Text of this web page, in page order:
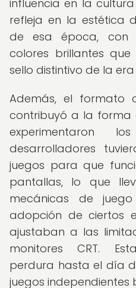
influencia en la
refleja en la estética
de esa época, con
colores brillantes
sello distintivo de la
Además, el formato
contribuyó a la forma
experimentaron
desarrolladores
juegos para que
pantallas, lo que
mecánicas de
adopción de ciertos
ajustaban a las
monitores CRT.
perdura hasta el día
juegos independientes